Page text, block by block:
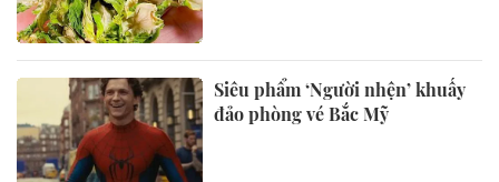
Siêu phẩm ‘Người nhện’ khuấy
đảo phòng vé Bắc Mỹ